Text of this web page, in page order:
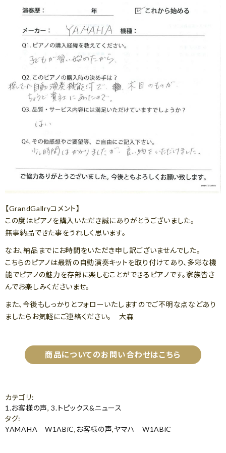
【GrandGallryコメント】
この度はピアノを購入いただき誠にありがとうございました。
無事納品できた事をうれしく思います。
なお、納品までにお時間をいただき申し訳ございませんでした。
こちらのピアノは最新の自動演奏キットを取り付けてあり、多彩な機
能でピアノの魅力を存部に楽しむことができるピアノです。家族皆さ
んでお楽しみくださいませ。
また、今後もしっかりとフォローいたしますのでご不明な点などあり
ましたらお気軽にご連絡ください。 大森
商品についてのお問い合わせはこちら
カテゴリ:
1.お客様の声,3.トピックス&ニュース
タグ:
YAMAHA W1ABiC, お客様の声,ヤマハ W1ABiC